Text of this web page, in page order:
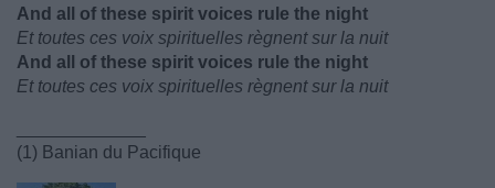
And all of these spirit voices rule the night
Et toutes ces voix spirituelles règnent sur la nuit
And all of these spirit voices rule the night
Et toutes ces voix spirituelles règnent sur la nuit
(1) Banian du Pacifique